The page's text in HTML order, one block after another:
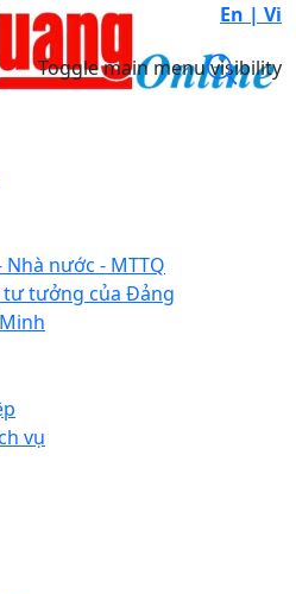
En | Vi
Toggle main menu visibility
nước - MTTQ
tư tưởng của Đảng
vụ